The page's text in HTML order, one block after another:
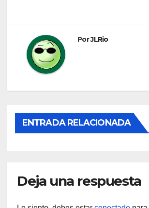
PorJLRio
ENTRADA RELACIONADA
Deja una respuesta